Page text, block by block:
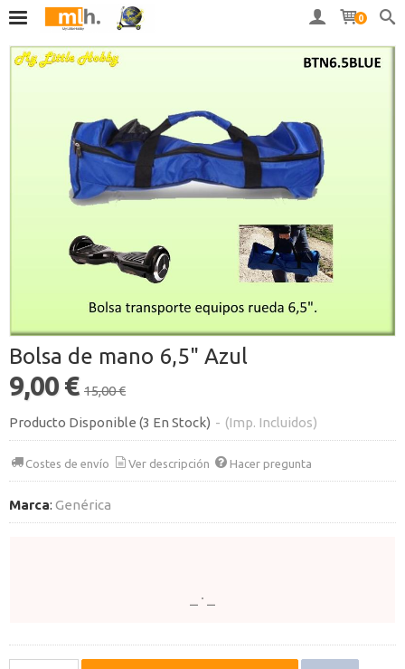
0
Bolsa de mano 6,5" Azul
9,00 € 15,00 €
Producto Disponible (3 En Stock) - (Imp. Incluidos)
Costes de envío Ver descripción Hacer pregunta
Marca: Genérica